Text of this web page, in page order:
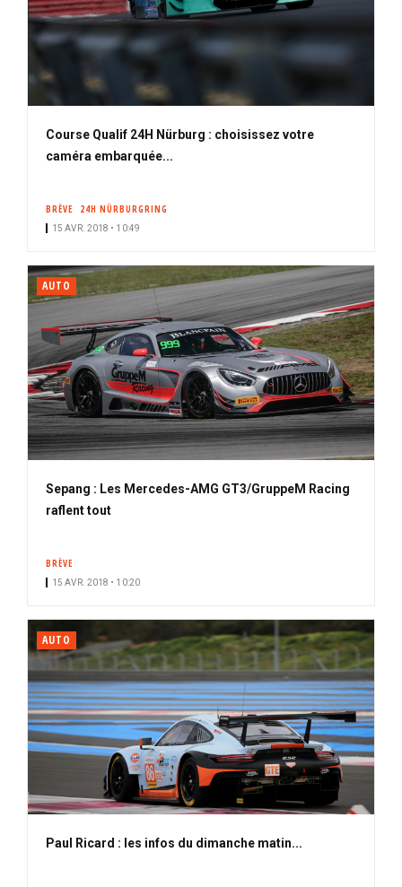
Course Qualif 24H Nürburg : choisissez votre
caméra embarquée...
BRÈVE 24H NÜRBURGRING
15 AVR. 2018 • 10:49
AUTO
Sepang : Les Mercedes-AMG GT3/GruppeM Racing
raflent tout
BRÈVE
15 AVR. 2018 • 10:20
AUTO
Paul Ricard : les infos du dimanche matin...